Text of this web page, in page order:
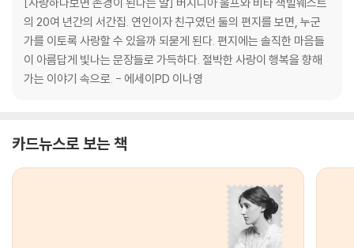
의 20여 년간의 서간집. 연인이자 친구였던 둘의 편지를 보면, 누군
가를 이토록 사랑할 수 있을까 되묻게 된다. 편지에는 솔직한 마음들
이 아름답게 빛나는 문장들로 가득하다. 절박한 사랑이 행복을 향해
가는 이야기 속으로. - 에세이PD 이나영
카드뉴스로 보는 책